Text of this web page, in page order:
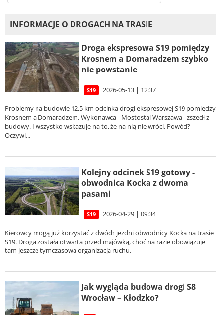
INFORMACJE O DROGACH NA TRASIE
Droga ekspresowa S19 pomiędzy
Krosnem a Domaradzem szybko
nie powstanie
S19 2026-05-13 | 12:37
Problemy na budowie 12,5 km odcinka drogi ekspresowej S19 pomiędzy
Krosnem a Domaradzem. Wykonawca - Mostostal Warszawa - zszedł z
budowy. I wszystko wskazuje na to, że na nią nie wróci. Powód?
Oczywi...
Kolejny odcinek S19 gotowy -
obwodnica Kocka z dwoma
pasami
S19 2026-04-29 | 09:34
Kierowcy mogą już korzystać z dwóch jezdni obwodnicy Kocka na trasie
S19. Droga została otwarta przed majówką, choć na razie obowiązuje
tam jeszcze tymczasowa organizacja ruchu.
Jak wygląda budowa drogi S8
Wrocław – Kłodzko?